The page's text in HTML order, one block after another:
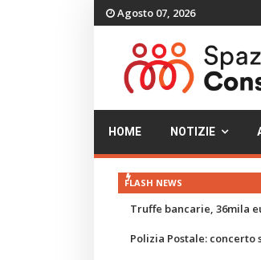
Agosto 07, 2026
HOME NOTIZIE
FLASH NEWS
Truffe bancarie, 36mila
Polizia Postale: